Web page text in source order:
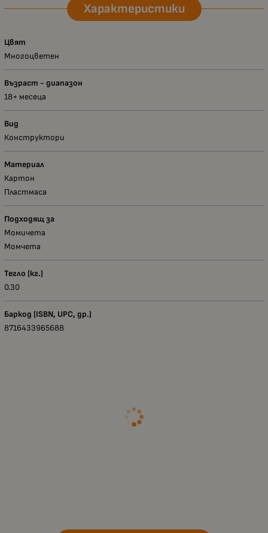
Характеристики
Цвят
Многоцветен
Възраст - диапазон
18+ месеца
Вид
Конструктори
Материал
Картон
Пластмаса
Подходящ за
Момичета
Момчета
Тегло (кг.)
0.30
Баркод (ISBN, UPC, др.)
8716433965688